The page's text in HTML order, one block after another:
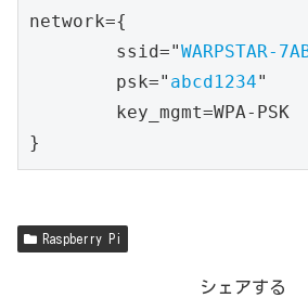
network={
        ssid="
WARPSTAR-
        psk="
abcd1234"
Raspberry Pi
シェアする